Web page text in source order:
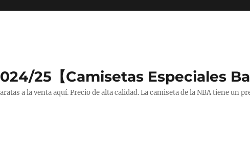
25【Camisetas Especiales
a la venta aquí. Precio de alta calidad. La camiseta de la NBA tiene un